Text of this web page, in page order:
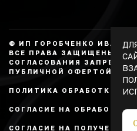
© ИП ГОРОБЧЕНКО ИВАН
ВСЕ ПРАВА ЗАЩИЩЕНЫ,
СОГЛАСОВАНИЯ
ПУБЛИЧНОЙ ОФЕРТОЙ.
ПОЛИТИКА ОБРАБОТКИ
СОГЛАСИЕ НА ОБРАБОТКУ
СОГЛАСИЕ НА ПОЛУЧЕНИЕ